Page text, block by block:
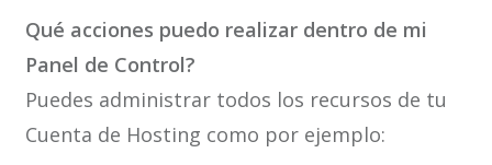
Qué acciones puedo realizar dentro de mi
Panel de Control?
Puedes administrar todos los recursos de tu
Cuenta de Hosting como por ejemplo: